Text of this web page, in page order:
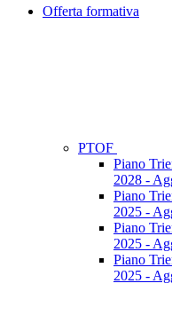
Offerta formativa
PTOF
Piano
2028 -
Piano
2025 -
Piano
2025 -
Piano
2025 -